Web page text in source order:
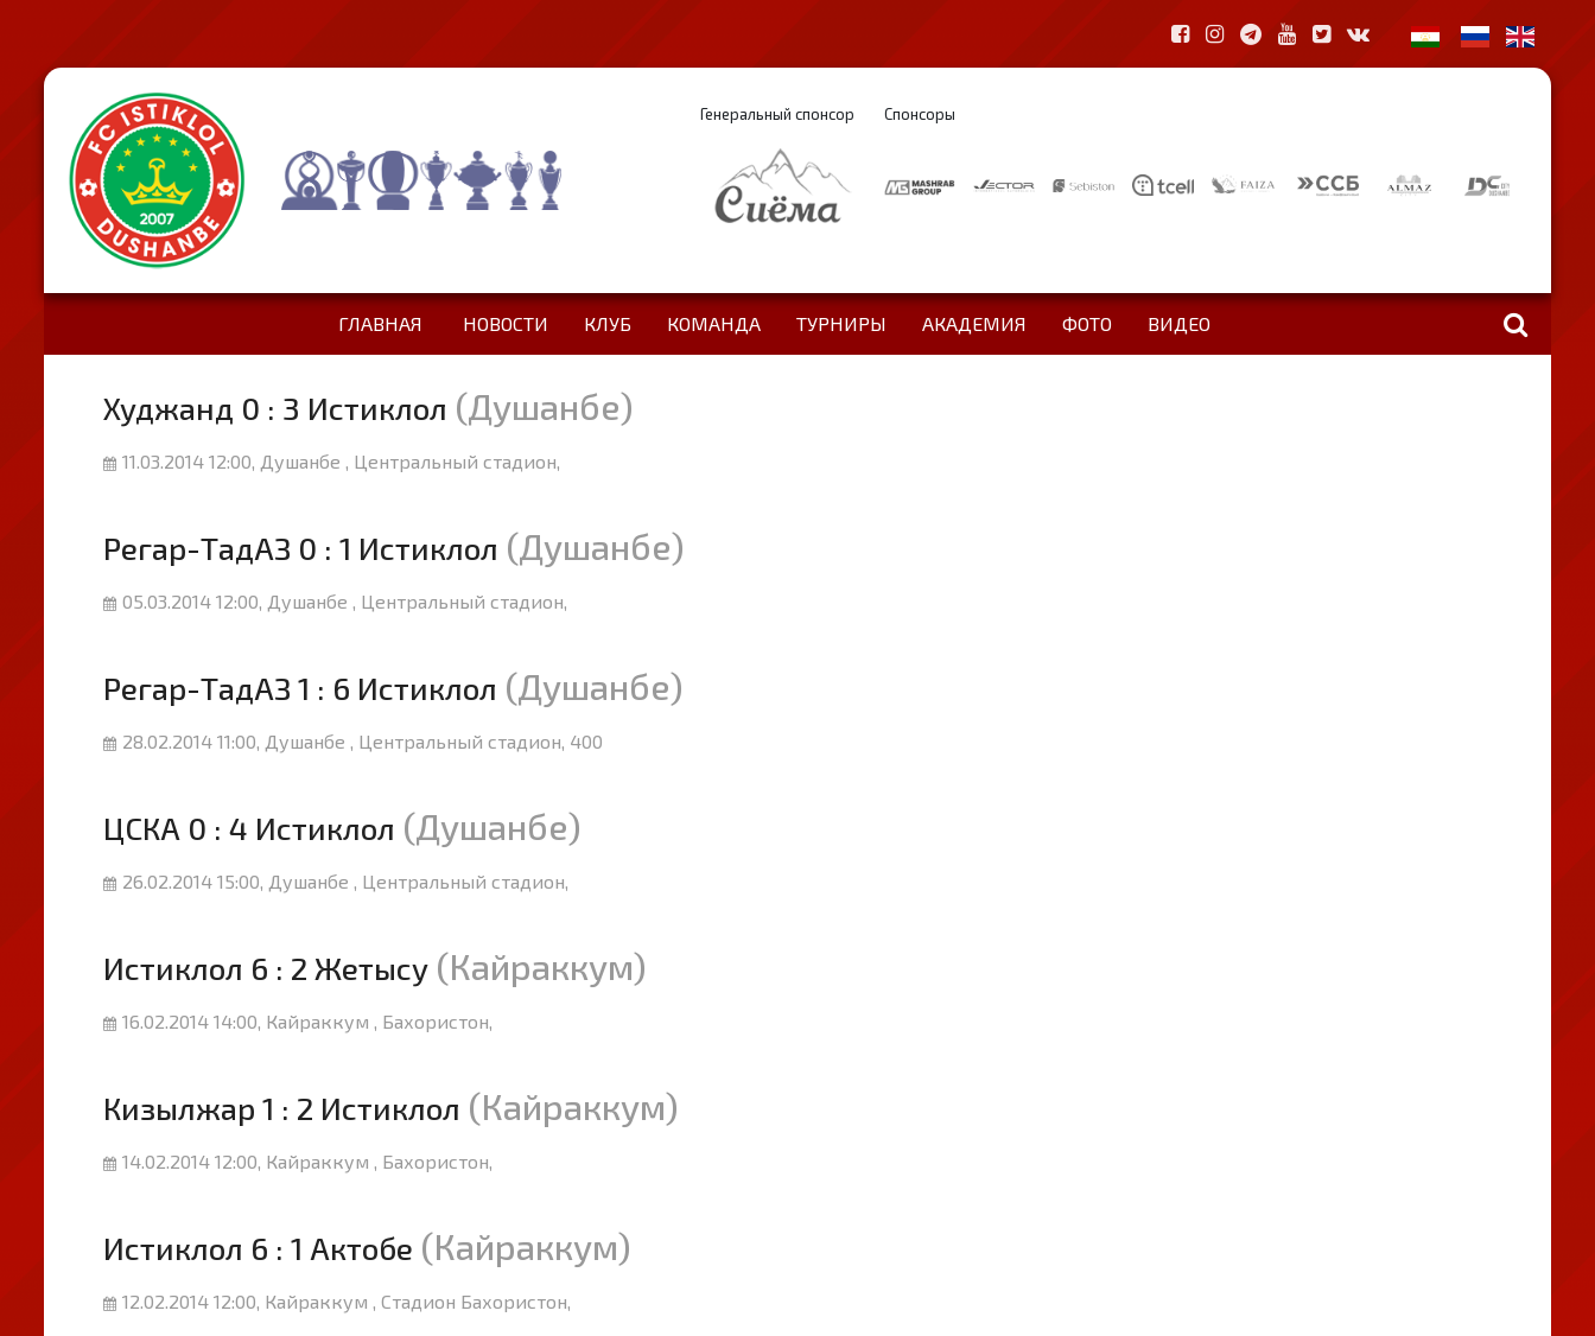
Генеральный спонсор Спонсоры
ГЛАВНАЯ НОВОСТИ КЛУБ КОМАНДА ТУРНИРЫ АКАДЕМИЯ ФОТО ВИДЕО
Худжанд 0 : 3 Истиклол (Душанбе)
11.03.2014 12:00, Душанбе , Центральный стадион,
Регар-ТадАЗ 0 : 1 Истиклол (Душанбе)
05.03.2014 12:00, Душанбе , Центральный стадион,
Регар-ТадАЗ 1 : 6 Истиклол (Душанбе)
28.02.2014 11:00, Душанбе , Центральный стадион, 400
ЦСКА 0 : 4 Истиклол (Душанбе)
26.02.2014 15:00, Душанбе , Центральный стадион,
Истиклол 6 : 2 Жетысу (Кайраккум)
16.02.2014 14:00, Кайраккум , Бахористон,
Кизылжар 1 : 2 Истиклол (Кайраккум)
14.02.2014 12:00, Кайраккум , Бахористон,
Истиклол 6 : 1 Актобе (Кайраккум)
12.02.2014 12:00, Кайраккум , Стадион Бахористон,